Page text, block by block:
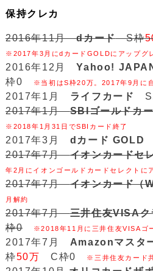
保持クレカ
2016年11月dカードS枠
※2017年3月にdカードGOLDにアップグ
2016年12月Yahoo!
枠0
※当初はS枠20万。2017年9月に
2017年1月 ライフカード S
2017年1月SBIゴールドカ
※2018年1月31日でSBIカード終了
2017年3月 dカード GOLD
2017年7月イオンカードセ
年2月にイオンゴールドカードセレクトに
2017年7月イオンカード（
月解約
2017年7月三井住友VISAク
枠0
※2018年11月に三井住友VISAゴ
2017年7月 Amazonマスタ
枠50万 C枠0 ※三井住友カード